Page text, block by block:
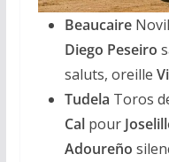
Beaucaire
Diego Peseiro
saluts, oreille
Tudela Toros
Calpour
Adoureño